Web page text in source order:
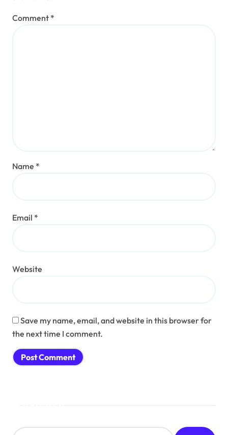
Comment *
Name *
Email *
Website
Save my name, email, and website in this browser for
the next time I comment.